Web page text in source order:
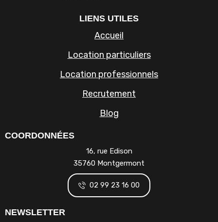
LIENS UTILES
Accueil
Location particuliers
Location professionnels
Recrutement
Blog
COORDONNÉES
16, rue Edison
35760 Montgermont
02 99 23 16 00
NEWSLETTER